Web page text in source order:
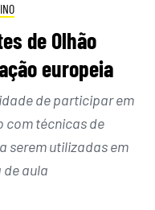
de Olhão
europeia
de participar em
com técnicas de
serem utilizadas em
aula